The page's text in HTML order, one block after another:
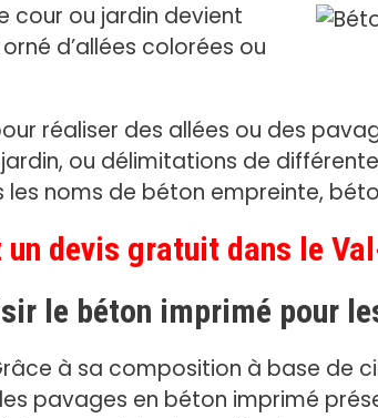
cour ou jardin devient
d’allées colorées ou
réaliser des allées ou des
ou délimitations de
noms de béton empreinte,
un devis gratuit dans le
le béton imprimé pour
à sa composition à base de
pavages en béton imprimé